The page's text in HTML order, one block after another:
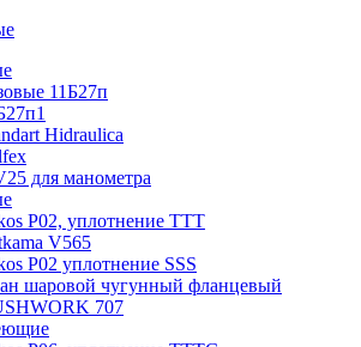
11Б27п
Hidraulica
для манометра
P02, уплотнение ТТТ
V565
P02 уплотнение SSS
шаровой чугунный фланцевый
707